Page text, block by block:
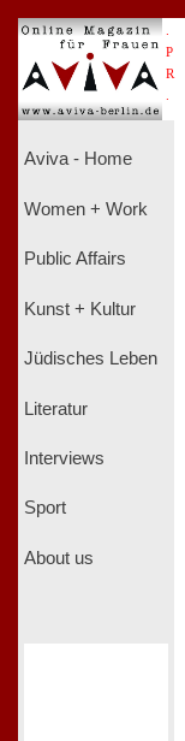
P
R
Aviva - Home
Women + Work
Public Affairs
Kunst + Kultur
Jüdisches Leben
Literatur
Interviews
Sport
About us